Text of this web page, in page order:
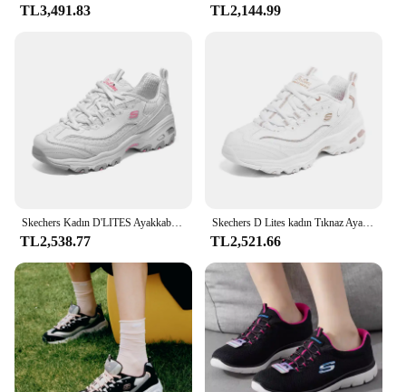
TL3,491.83 TL2,144.99
Skechers Kadın D'LITES Ayakkabı Rahat Spor kadın Tıknaz Ayakkabı Moda Hafif Yürüyüş Koşu Dantel Up tenis de mujer
TL2,538.77
Skechers D Lites kadın Tıknaz Ayakkabı Trendy koşu ayakkabıları Kadın klasik ayakkabılar Nefes Rahat Zapatillas De Mujer
TL2,521.66